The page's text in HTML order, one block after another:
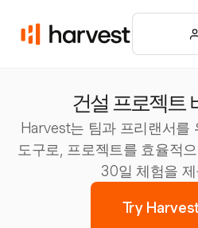
건설 프로젝트
Harvest는 팀과 프리랜서를
도구로, 프로젝트를 효율적
30일 체험을
Try